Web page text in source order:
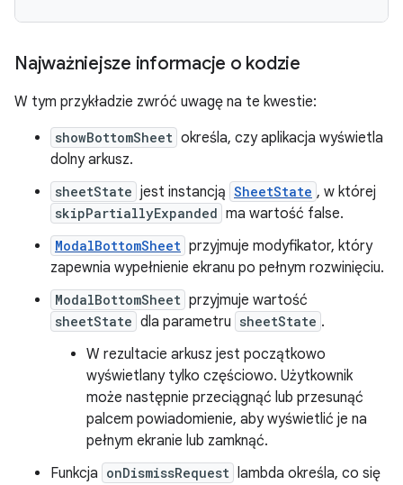
Najważniejsze informacje o kodzie
W tym przykładzie zwróć uwagę na te kwestie:
showBottomSheet określa, czy aplikacja wyświetla
dolny arkusz.
sheetState jest instancją SheetState , w której
skipPartiallyExpanded ma wartość false.
ModalBottomSheet przyjmuje modyfikator, który
zapewnia wypełnienie ekranu po pełnym rozwinięciu.
ModalBottomSheet przyjmuje wartość
sheetState dla parametru sheetState .
W rezultacie arkusz jest początkowo
wyświetlany tylko częściowo. Użytkownik
może następnie przeciągnąć lub przesunąć
palcem powiadomienie, aby wyświetlić je na
pełnym ekranie lub zamknąć.
Funkcja onDismissRequest lambda określa, co się